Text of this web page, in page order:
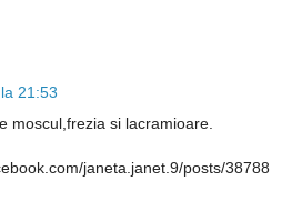
21:53
moscul,frezia si lacramioare.
janeta.janet.9/posts/38788